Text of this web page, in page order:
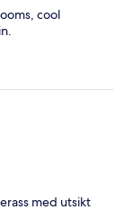
cool
med utsikt